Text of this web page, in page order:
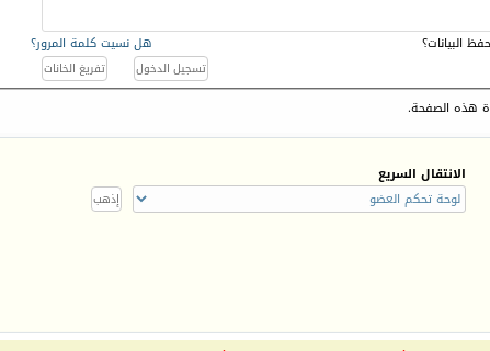
هل نسيت كلمة المرور؟ حفظ البيانات؟
هذه الصفحة.
الانتقال السريع